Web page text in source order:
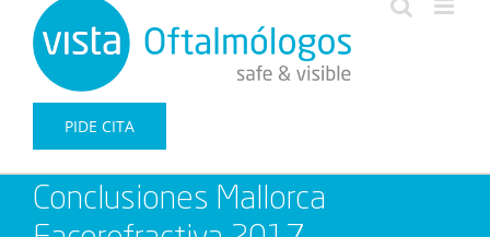
PIDE CITA
Conclusiones Mallorca